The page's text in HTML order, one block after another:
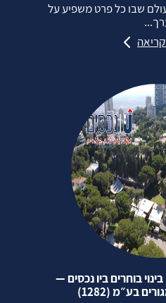
שבו כל פרט משפיע על
בוחרים ביו נכסים —
בע״מ (1282)